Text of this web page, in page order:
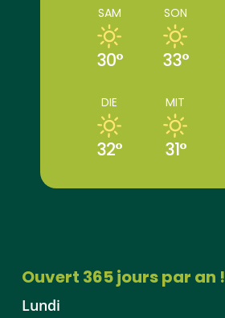
SAM
30°
SON
33°
DIE
32°
MIT
31°
Ouvert 365 jours par an !
Lundi